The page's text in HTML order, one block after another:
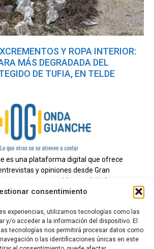
consentimiento
experiencias, utilizamos tecnologías como las
y/o acceder a la información del dispositivo. El
tecnologías nos permitirá procesar datos como
o las identificaciones únicas en este
Y ROPA INTERIOR:
MÁS DEGRADADA DEL
DE TUFIA, EN TELDE
es una plataforma digital que ofrece
y opiniones desde Gran
comprometidos con brindar
y un periodismo independiente a